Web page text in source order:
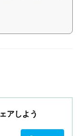
モデルに
アしよう